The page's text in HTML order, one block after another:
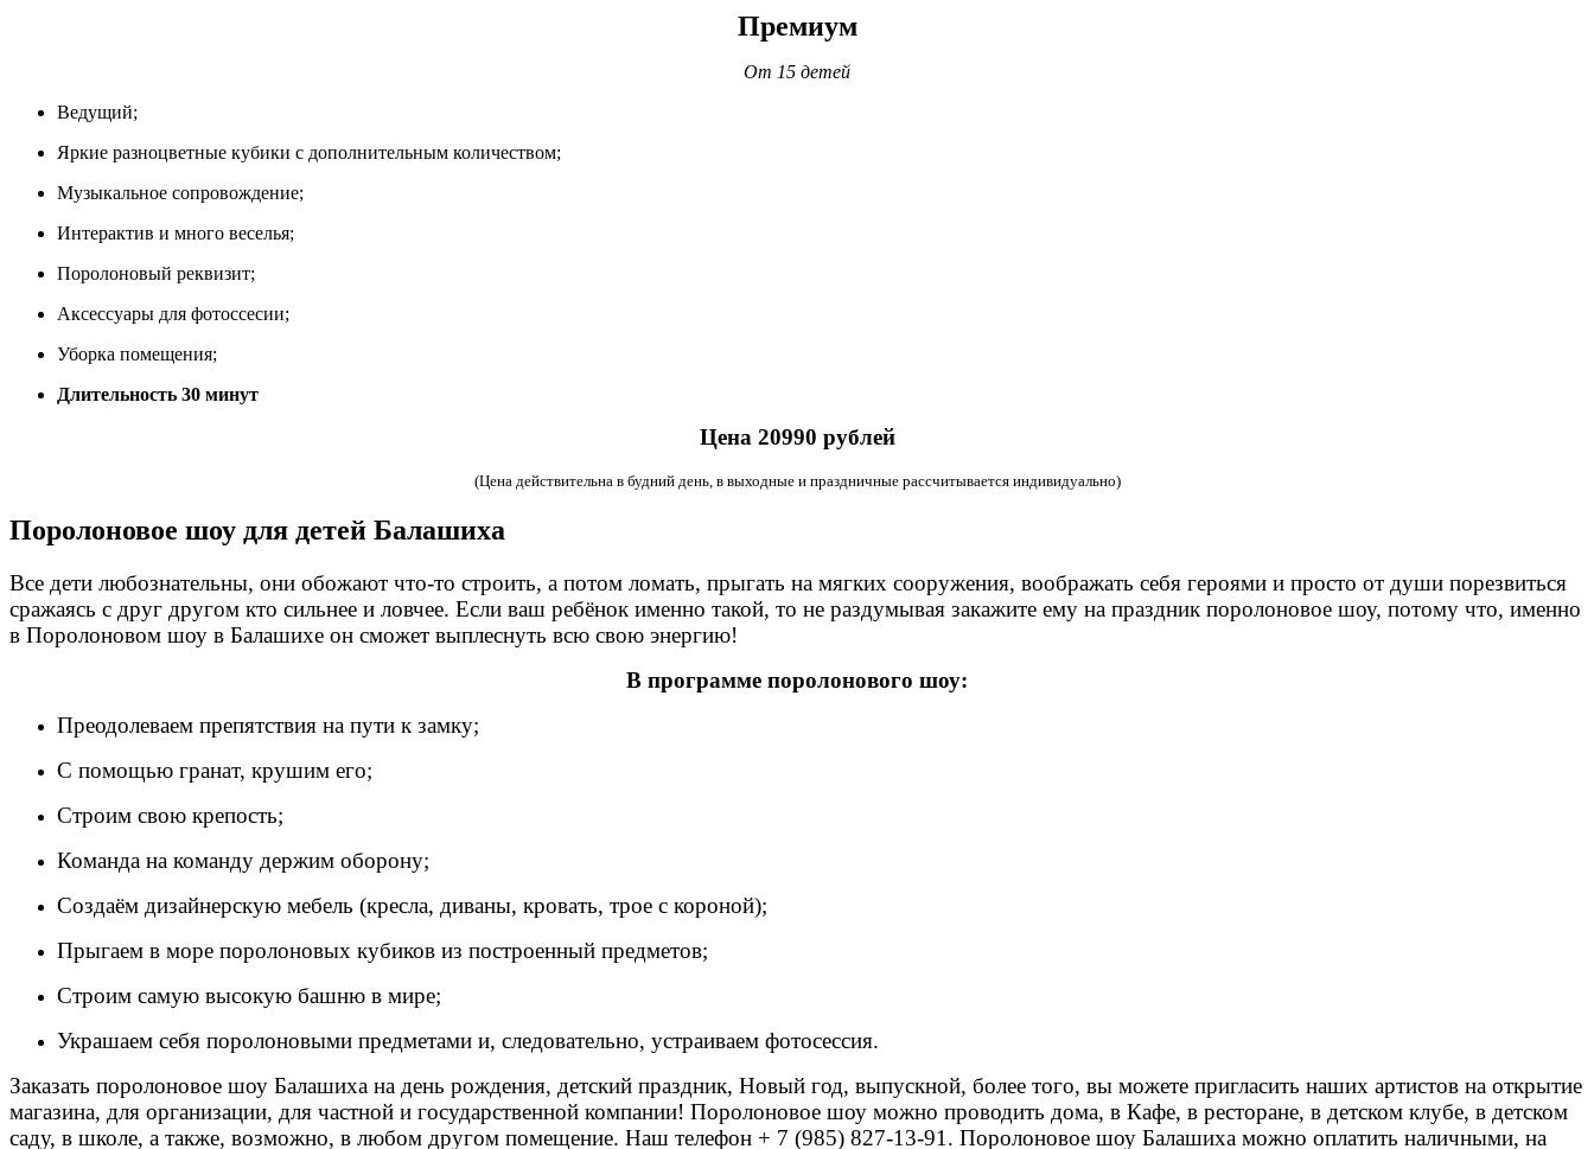
Премиум
От 15 детей
Ведущий;
Яркие разноцветные кубики с дополнительным количеством;
Музыкальное сопровождение;
Интерактив и много веселья;
Поролоновый реквизит;
Аксессуары для фотоссесии;
Уборка помещения;
Длительность 30 минут
Цена 20990 рублей
(Цена действительна в будний день, в выходные и праздничные рассчитывается индивидуально)
Поролоновое шоу для детей Балашиха
Все дети любознательны, они обожают что-то строить, а потом ломать, прыгать на мягких сооружения, воображать себя героями и просто от души порезвиться
сражаясь с друг другом кто сильнее и ловчее. Если ваш ребёнок именно такой, то не раздумывая закажите ему на праздник поролоновое шоу, потому что, именно
в Поролоновом шоу в Балашихе он сможет выплеснуть всю свою энергию!
В программе поролонового шоу:
Преодолеваем препятствия на пути к замку;
С помощью гранат, крушим его;
Строим свою крепость;
Команда на команду держим оборону;
Создаём дизайнерскую мебель (кресла, диваны, кровать, трое с короной);
Прыгаем в море поролоновых кубиков из построенный предметов;
Строим самую высокую башню в мире;
Украшаем себя поролоновыми предметами и, следовательно, устраиваем фотосессия.
Заказать поролоновое шоу Балашиха на день рождения, детский праздник, Новый год, выпускной, более того, вы можете пригласить наших артистов на открытие
магазина, для организации, для частной и государственной компании! Поролоновое шоу можно проводить дома, в Кафе, в ресторане, в детском клубе, в детском
саду, в школе, а также, возможно, в любом другом помещение. Наш телефон + 7 (985) 827-13-91. Поролоновое шоу Балашиха можно оплатить наличными, на